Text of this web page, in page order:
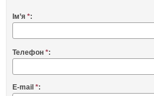
Ім’я *:
Телефон *:
E-mail *: